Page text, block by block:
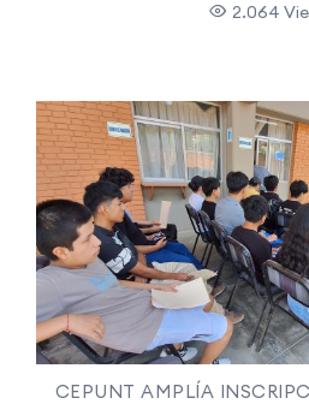
2.064
CEPUNT AMPLÍA